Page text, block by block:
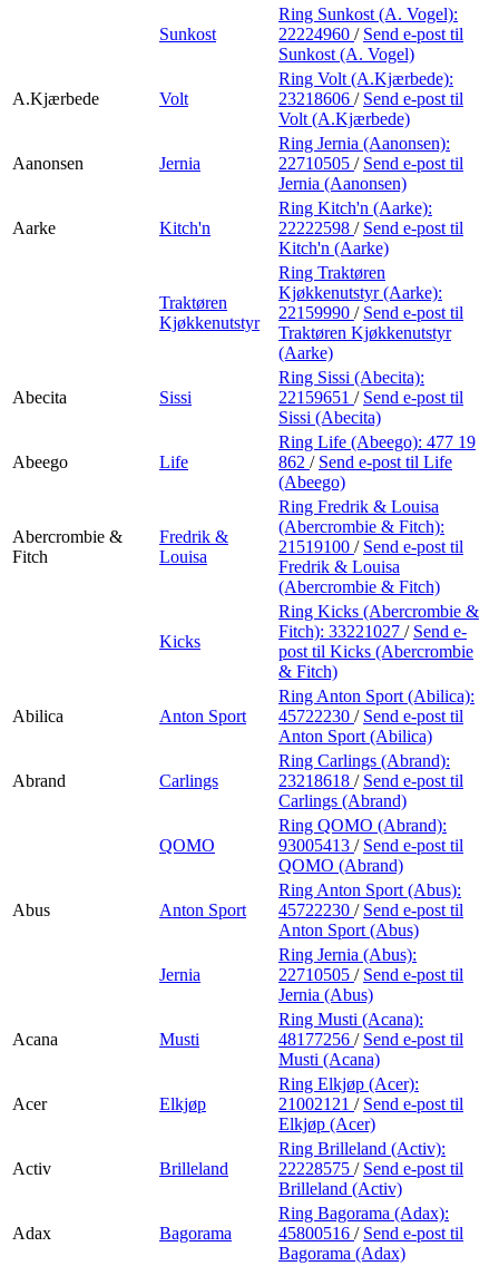
Sunkost
Ring Sunkost (A. Vogel):
22224960 / Send e-post til
Sunkost (A. Vogel)
A.Kjærbede Volt
Ring Volt (A.Kjærbede):
23218606 / Send e-post til
Volt (A.Kjærbede)
Aanonsen Jernia
Ring Jernia (Aanonsen):
22710505 / Send e-post til
Jernia (Aanonsen)
Aarke Kitch'n
Ring Kitch'n (Aarke):
22222598 / Send e-post til
Kitch'n (Aarke)
Traktøren
Kjøkkenutstyr
Ring Traktøren
Kjøkkenutstyr (Aarke):
22159990 / Send e-post til
Traktøren Kjøkkenutstyr
(Aarke)
Abecita Sissi
Ring Sissi (Abecita):
22159651 / Send e-post til
Sissi (Abecita)
Abeego Life
Ring Life (Abeego): 477 19
862 / Send e-post til Life
(Abeego)
Abercrombie &
Fitch
Fredrik &
Louisa
Ring Fredrik & Louisa
(Abercrombie & Fitch):
21519100 / Send e-post til
Fredrik & Louisa
(Abercrombie & Fitch)
Kicks
Ring Kicks (Abercrombie &
Fitch): 33221027 / Send e-
post til Kicks (Abercrombie
& Fitch)
Abilica Anton Sport
Ring Anton Sport (Abilica):
45722230 / Send e-post til
Anton Sport (Abilica)
Abrand Carlings
Ring Carlings (Abrand):
23218618 / Send e-post til
Carlings (Abrand)
QOMO
Ring QOMO (Abrand):
93005413 / Send e-post til
QOMO (Abrand)
Abus Anton Sport
Ring Anton Sport (Abus):
45722230 / Send e-post til
Anton Sport (Abus)
Jernia
Ring Jernia (Abus):
22710505 / Send e-post til
Jernia (Abus)
Acana Musti
Ring Musti (Acana):
48177256 / Send e-post til
Musti (Acana)
Acer Elkjøp
Ring Elkjøp (Acer):
21002121 / Send e-post til
Elkjøp (Acer)
Activ Brilleland
Ring Brilleland (Activ):
22228575 / Send e-post til
Brilleland (Activ)
Adax Bagorama
Ring Bagorama (Adax):
45800516 / Send e-post til
Bagorama (Adax)